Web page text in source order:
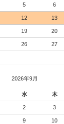
5 6
12 13
19 20
26 27
2026年9月
水 木
2 3
9 10